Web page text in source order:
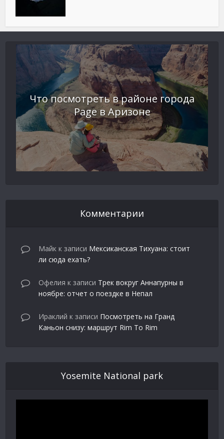
Что посмотреть в районе города
Page в Аризоне
Комментарии
Майк к записи Мексиканская Тихуана: стоит
ли сюда ехать?
Офелия к записи Трек вокруг Аннапурны в
ноябре: отчет о поездке в Непал
Ираклий к записи Посмотреть на Гранд
Каньон снизу: маршрут Rim To Rim
Yosemite National park